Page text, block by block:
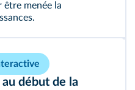
être menée la
début de la